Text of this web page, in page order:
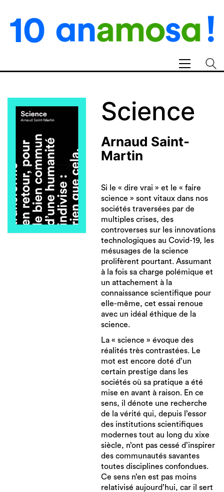
Science
Arnaud Saint-
Martin
Si le « dire vrai » et le « faire
science » sont vitaux dans nos
sociétés traversées par de
multiples crises, des
controverses sur les innovations
technologiques au Covid-19, les
mésusages de la science
prolifèrent pourtant. Assumant
à la fois sa charge polémique et
un attachement à la
connaissance scientifique pour
elle-même, cet essai renoue
avec un idéal éthique de la
science.
La « science » évoque des
réalités très contrastées. Le
mot est encore doté d’un
certain prestige dans les
sociétés où sa pratique a été
mise en avant à raison. En ce
sens, il dénote une recherche
de la vérité qui, depuis l’essor
des institutions scientifiques
modernes tout au long du xixe
siècle, n’ont pas cessé d’inspirer
des communautés savantes
toutes disciplines confondues.
Ce sens n’en est pas moins
relativisé aujourd’hui, car il sert